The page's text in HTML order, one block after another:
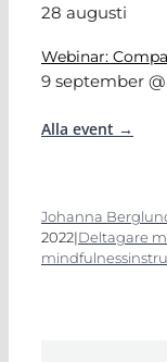
28 augusti
Webinar:
9 september @
Alla event →
Johanna
2022|Deltagare